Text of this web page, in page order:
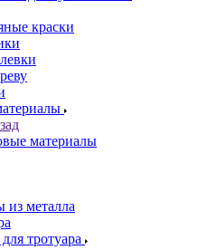
краски
материалы
из металла
тротуара